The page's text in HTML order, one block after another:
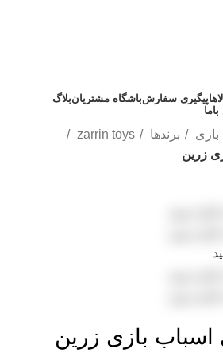
پیگیری سفارشباشگاه مشتریانبلاگ
برندها
zarrin toys
زرین
بازی زرین